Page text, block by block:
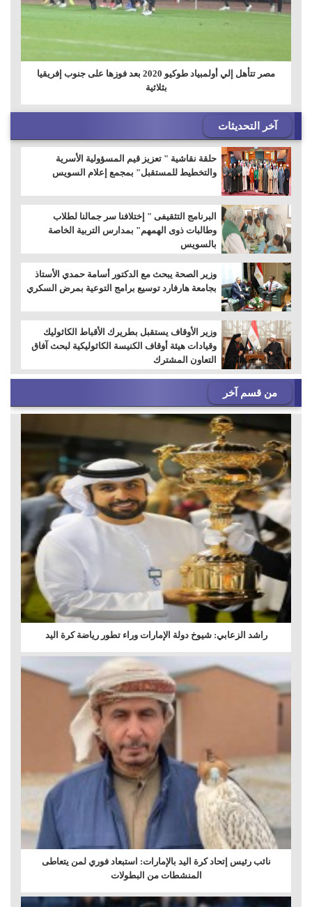
مصر تتأهل إلي أولمبياد طوكيو 2020 بعد فوزها على جنوب إفريقيا
بثلاثية
آخر التحديثات
حلقة نقاشية " تعزيز قيم المسؤولية الأسرية
والتخطيط للمستقبل" بمجمع إعلام السويس
البرنامج التثقيفى " إختلافنا سر جمالنا لطلاب
وطالبات ذوى الهمهم" بمدارس التربية الخاصة
بالسويس
وزير الصحة يبحث مع الدكتور أسامة حمدي الأستاذ
بجامعة هارفارد توسيع برامج التوعية بمرض السكري
وزير الأوقاف يستقبل بطريرك الأقباط الكاثوليك
وقيادات هيئة أوقاف الكنيسة الكاثوليكية لبحث آفاق
التعاون المشترك
من قسم آخر
راشد الزعابي: شيوخ دولة الإمارات وراء تطور رياضة كرة اليد
نائب رئيس إتحاد كرة اليد بالإمارات: استبعاد فوري لمن يتعاطى
المنشطات من البطولات